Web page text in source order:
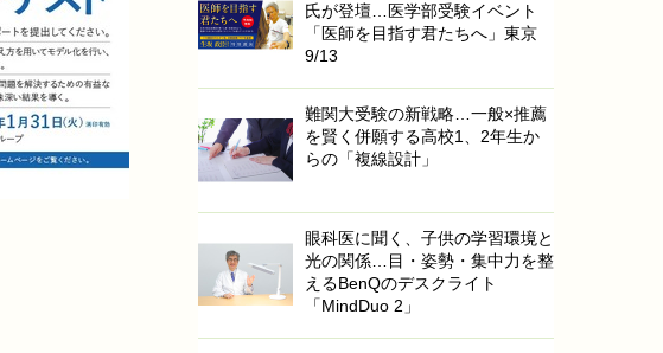
氏が登壇…医学部受験イベント
「医師を目指す君たちへ」東京
9/13
難関大受験の新戦略…一般×推薦
を賢く併願する高校1、2年生か
らの「複線設計」
眼科医に聞く、子供の学習環境と
光の関係…目・姿勢・集中力を整
えるBenQのデスクライト
「MindDuo 2」